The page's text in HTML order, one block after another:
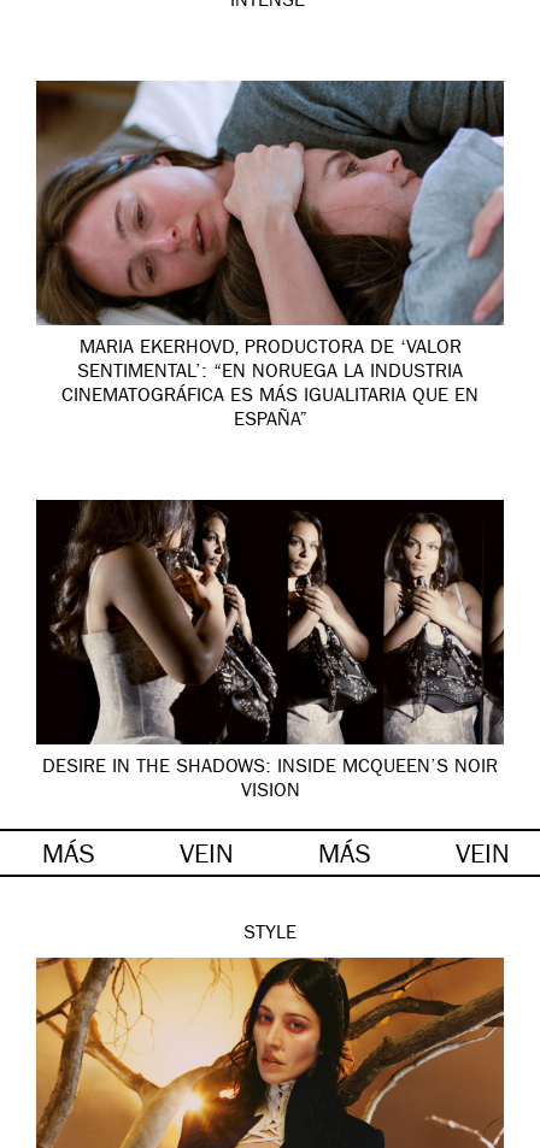
MARIA EKERHOVD, PRODUCTORA DE ‘VALOR
SENTIMENTAL’: “EN NORUEGA LA INDUSTRIA
CINEMATOGRÁFICA ES MÁS IGUALITARIA QUE EN
ESPAÑA”
DESIRE IN THE SHADOWS: INSIDE MCQUEEN’S NOIR
VISION
MÁS VEIN MÁS VEIN
STYLE